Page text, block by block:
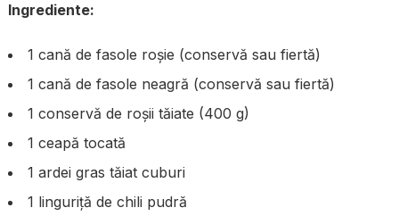
Ingrediente:
1 cană de fasole roșie (conservă sau fiertă)
1 cană de fasole neagră (conservă sau fiertă)
1 conservă de roșii tăiate (400 g)
1 ceapă tocată
1 ardei gras tăiat cuburi
1 linguriță de chili pudră